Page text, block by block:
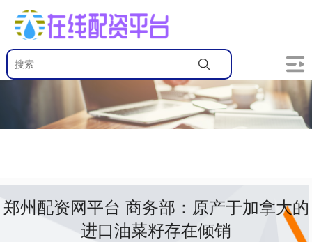
郑州配资网平台 商务部：原产于加拿大的
进口油菜籽存在倾销